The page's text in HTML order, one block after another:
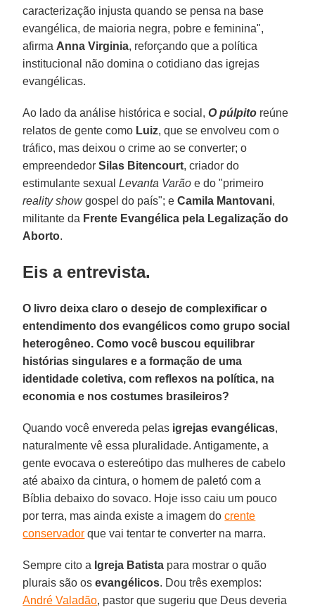
caracterização injusta quando se pensa na base
evangélica, de maioria negra, pobre e feminina",
afirma Anna Virginia, reforçando que a política
institucional não domina o cotidiano das igrejas
evangélicas.
Ao lado da análise histórica e social,O púlpito reúne
relatos de gente como Luiz, que se envolveu com o
tráfico, mas deixou o crime ao se converter; o
empreendedorSilas Bitencourt, criador do
estimulante sexualLevanta Varão e do "primeiro
reality showgospel do país"; eCamila Mantovani,
militante da Frente Evangélica pela Legalização do
Aborto.
Eis a entrevista.
O livro deixa claro o desejo de complexificar o
entendimento dos evangélicos como grupo social
heterogêneo. Como você buscou equilibrar
histórias singulares e a formação de uma
identidade coletiva, com reflexos na política, na
economia e nos costumes brasileiros?
Quando você envereda pelas igrejas evangélicas,
naturalmente vê essa pluralidade. Antigamente, a
gente evocava o estereótipo das mulheres de cabelo
até abaixo da cintura, o homem de paletó com a
Bíblia debaixo do sovaco. Hoje isso caiu um pouco
por terra, mas ainda existe a imagem docrente
conservador que vai tentar te converter na marra.
Sempre cito a Igreja Batista para mostrar o quão
plurais são osevangélicos. Dou três exemplos:
André Valadão, pastor que sugeriu que Deus deveria